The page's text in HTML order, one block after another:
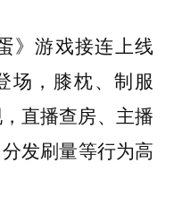
》游戏接连上线
场，膝枕、制服
直播查房、主播
发刷量等行为高